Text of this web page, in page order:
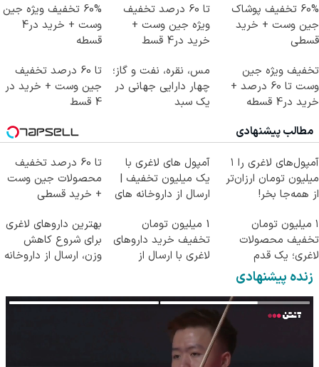
60% تخفیف پوشاک
جین وست + خرید
قسطی
تا 60 درصد تخفیف
ویژه جین وست +
خرید در4 قسط
60% تخفیف ویژه جین
وست + خرید در4
قسطه
تخفیف ویژه جین
وست تا 60 درصد +
خرید در4 قسطه
مس، نقره، نفت و گاز؛
چهار دارایی جهانی در
یک سبد
تا 60 درصد تخفیف
جین وست + خرید در
4 قسط
مطالب پیشنهادی
آمپول‌های لاغری را ۱
میلیون تومان ارزان‌تر
از همه‌جا بخر!
آمپول های لاغری با
یک میلیون تخفیف |
ارسال از داروخانه های
تا 60 درصد تخفیف
محصولات جین وست
+ خرید قسطی
۱ میلیون تومان
تخفیف محصولات
لاغری؛ یک قدم
نزدیک‌تر به شروع
کاهش وزن
1 میلیون تومان
تخفیف خرید داروهای
لاغری با ارسال از
بهترین داروهای لاغری
برای شروع کاهش
وزن، ارسال از داروخانه
زنده پیشنهادی